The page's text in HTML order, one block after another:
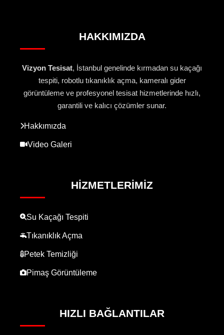
HAKKIMIZDA
Vizyon Tesisat, İstanbul genelinde kırmadan su kaçağı
tespiti, robotlu tıkanıklık açma, kameralı gider
görüntüleme ve profesyonel tesisat hizmetlerinde hızlı,
garantili ve kalıcı çözümler sunar.
Hakkımızda
Video Galeri
HIZMETLERIMIZ
Su Kaçağı Tespiti
Tıkanıklık Açma
Petek Temizliği
Pimaş Görüntüleme
HIZLI BAĞLANTILAR